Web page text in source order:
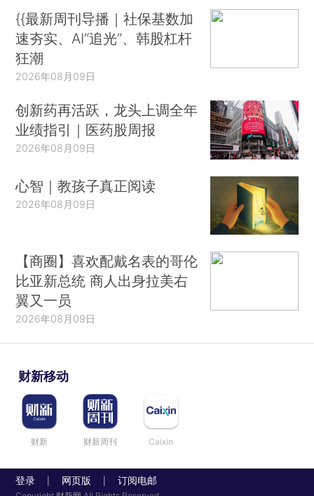
{{最新周刊导播｜社保基数加
速夯实、AI“追光”、韩股杠杆
狂潮
2026年08月09日
创新药再活跃，龙头上调全年
业绩指引｜医药股周报
2026年08月09日
心智｜教孩子真正阅读
2026年08月09日
【商圈】喜欢配戴名表的哥伦
比亚新总统 商人出身拉美右
翼又一员
2026年08月09日
财新移动
财新 财新周刊 Caixin
登录 网页版 订阅电邮